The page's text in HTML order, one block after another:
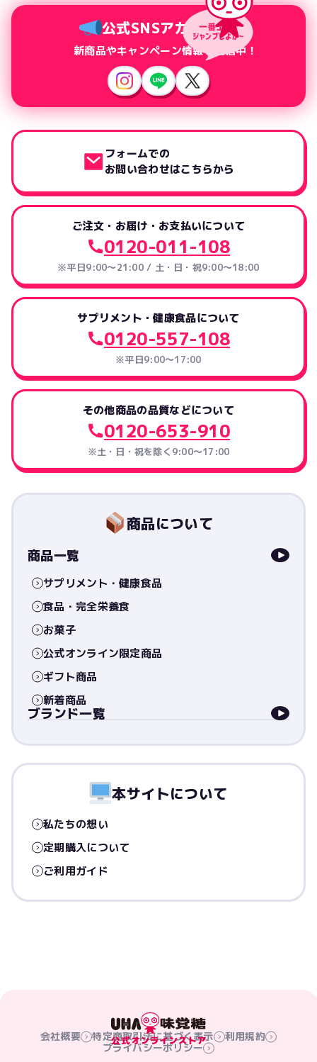
公式SNSアカウント
新商品やキャンペーン情報を配信中！
フォームでの
お問い合わせはこちらから
ご注文・お届け・お支払いについて
0120-011-108
※平日9:00～21:00 / 土・日・祝9:00～18:00
サプリメント・健康食品について
0120-557-108
※平日9:00～17:00
その他商品の品質などについて
0120-653-910
※土・日・祝を除く9:00〜17:00
商品について
商品一覧
サプリメント・健康食品
食品・完全栄養食
お菓子
公式オンライン限定商品
ギフト商品
新着商品
ブランド一覧
本サイトについて
私たちの想い
定期購入について
ご利用ガイド
会社概要 特定商取引法に基づく表示
利用規約
プライバシーポリシー